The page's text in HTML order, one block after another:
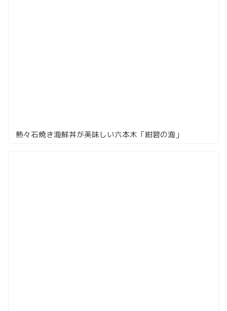
熱々石焼き海鮮丼が美味しい六本木「紺碧の海」